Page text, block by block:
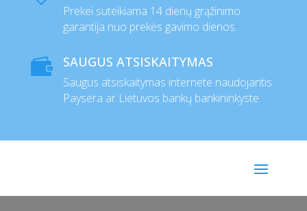
Prekei suteikiama 14 dienų grąžinimo
garantija nuo prekės gavimo dienos.
 SAUGUS ATSISKAITYMAS
Saugus atsiskaitymas internete naudojantis
Paysera ar Lietuvos bankų bankininkyste.